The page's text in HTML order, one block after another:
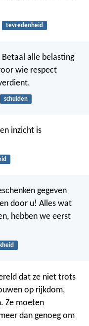
tevredenheid
alle belasting
wie respect
schulden
en inzicht is
gegeven
door u! Alles wat
hebben we eerst
dat ze niet trots
op rijkdom,
Ze moeten
dan genoeg om